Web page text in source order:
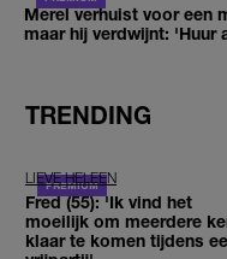
Merel verhuist voor een
maar hij verdwijnt: 'Huur
TRENDING
LIEVE HELEEN
Fred (55): 'Ik vind het
moeilijk om meerdere
klaar te komen tijdens